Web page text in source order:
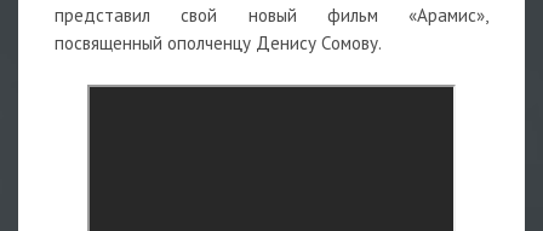
представил свой новый фильм «Арамис»,
посвященный ополченцу Денису Сомову.